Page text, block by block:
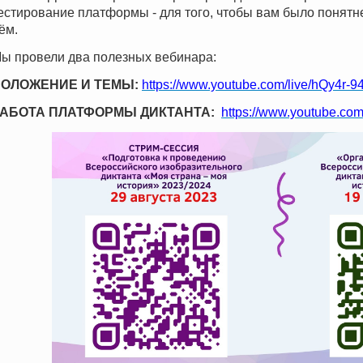
платформы - для того, чтобы вам было
провели два полезных вебинара:
И ТЕМЫ: https://www.youtube.com/live/hQy4r-
ПЛАТФОРМЫ ДИКТАНТА:
https://